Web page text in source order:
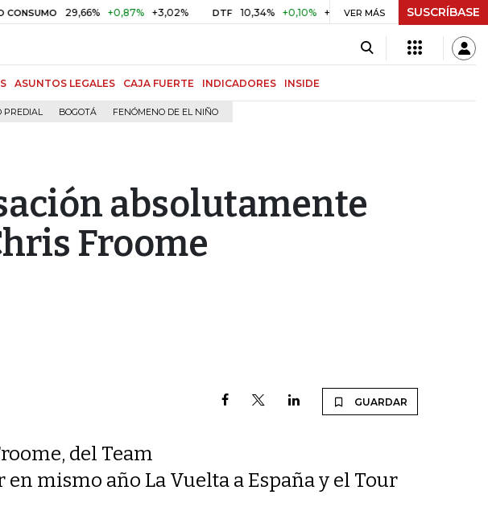
29,66% +0,87% +3,02% DTF 10,34% +0,10% +0,98% UVR $ 416,81 +$ 0,05
VER MÁS SUSCRÍBASE
ASUNTOS LEGALES CAJA FUERTE INDICADORES INSIDE
PREDIAL BOGOTÁ FENÓMENO DE EL NIÑO
absolutamente
Froome
GUARDAR
del Team
en mismo año La Vuelta a España y el Tour